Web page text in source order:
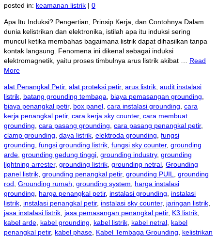
posted in: keamanan listrik | 0
Apa Itu Induksi? Pengertian, Prinsip Kerja, dan Contohnya Dalam
dunia kelistrikan dan elektronika, istilah apa itu induksi sering
muncul ketika membahas bagaimana listrik dapat dihasilkan tanpa
kontak langsung. Fenomena ini dikenal sebagai induksi
elektromagnetik, yaitu proses timbulnya arus listrik akibat … Read
More
alat Penangkal Petir, alat proteksi petir, arus listrik, audit instalasi
listrik, batang grounding tembaga, biaya pemasangan grounding,
biaya penangkal petir, box panel, cara instalasi grounding, cara
kerja penangkal petir, cara kerja sky counter, cara membuat
grounding, cara pasang grounding, cara pasang penangkal petir,
clamp grounding, daya listrik, elektroda grounding, fungsi
grounding, fungsi grounding listrik, fungsi sky counter, grounding
arde, grounding gedung tinggi, grounding industry, grounding
lightning arrester, grounding listrik, grounding netral, Grounding
panel listrik, grounding penangkal petir, grounding PUIL, grounding
rod, Grounding rumah, grounding system, harga instalasi
grounding, harga penangkal petir, instalasi grounding, instalasi
listrik, instalasi penangkal petir, instalasi sky counter, jaringan listrik,
jasa instalasi listrik, jasa pemasangan penangkal petir, K3 listrik,
kabel arde, kabel grounding, kabel listrik, kabel netral, kabel
penangkal petir, kabel phase, Kabel Tembaga Grounding, kelistrikan